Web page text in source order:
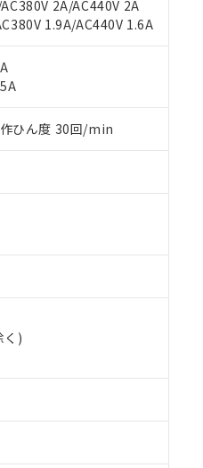
2A/AC440V 2A
1.9A/AC440V 1.6A
ひん度 30回/min
く)
ネットワーク
」をご確認くだ
く第三者に漏洩または開示し
用いただくには、I-Webメンバ
品リストについて、当社およ
・商談に必要な範囲で利用す
ことがあります。
す。
に遡って非含有を証明するも
は、対応完了までの期間は出
ら、特段のことがない限り、
ることを示します。
えいし、環境に深刻な影響を及
法に輸出するおそれがある場
キャンセル
のお取引先、またはお客様担当
ていない機種